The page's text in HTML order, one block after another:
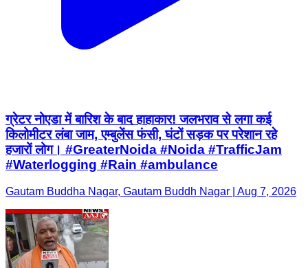
ग्रेटर नोएडा में बारिश के बाद हाहाकार! जलभराव से लगा कई
Gautam Buddha Nagar, Gautam Buddh Nagar | Aug 7, 2026